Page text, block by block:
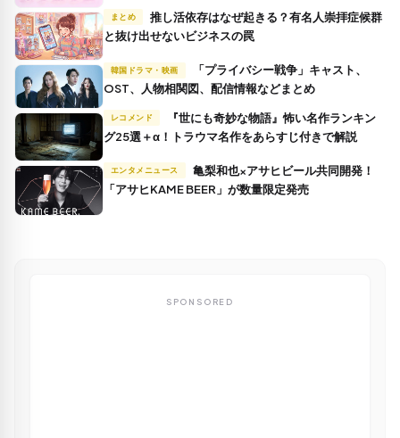
まとめ
推し活依存はなぜ起きる？有名人崇拝症候群
と抜け出せないビジネスの罠
韓国ドラマ・映画
OST、人物相関図、配信情報などまとめ
レコメンド
グ25選＋α！トラウマ名作をあらすじ付きで解説
エンタメニュース
「アサヒKAME BEER」が数量限定発売
SPONSORED